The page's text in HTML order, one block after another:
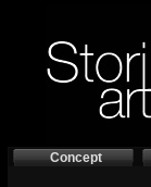
Concept